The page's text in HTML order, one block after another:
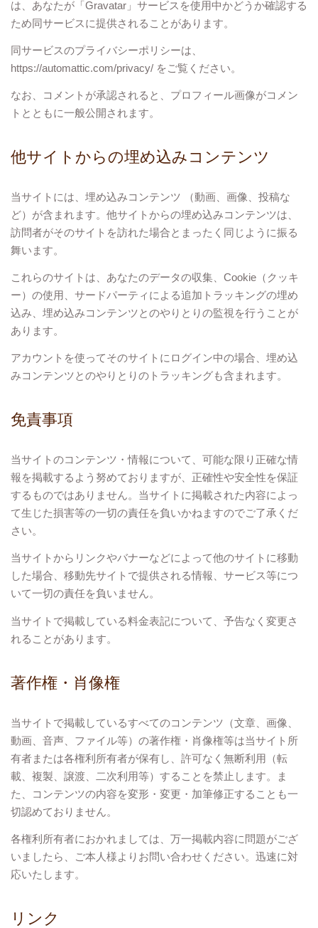
は、あなたが「Gravatar」サービスを使用中かどうか確認する
ため同サービスに提供されることがあります。
同サービスのプライバシーポリシーは、
https://automattic.com/privacy/ をご覧ください。
なお、コメントが承認されると、プロフィール画像がコメン
トとともに一般公開されます。
他サイトからの埋め込みコンテンツ
当サイトには、埋め込みコンテンツ （動画、画像、投稿な
ど）が含まれます。他サイトからの埋め込みコンテンツは、
訪問者がそのサイトを訪れた場合とまったく同じように振る
舞います。
これらのサイトは、あなたのデータの収集、Cookie（クッキ
ー）の使用、サードパーティによる追加トラッキングの埋め
込み、埋め込みコンテンツとのやりとりの監視を行うことが
あります。
アカウントを使ってそのサイトにログイン中の場合、埋め込
みコンテンツとのやりとりのトラッキングも含まれます。
免責事項
当サイトのコンテンツ・情報について、可能な限り正確な情
報を掲載するよう努めておりますが、正確性や安全性を保証
するものではありません。当サイトに掲載された内容によっ
て生じた損害等の一切の責任を負いかねますのでご了承くだ
さい。
当サイトからリンクやバナーなどによって他のサイトに移動
した場合、移動先サイトで提供される情報、サービス等につ
いて一切の責任を負いません。
当サイトで掲載している料金表記について、予告なく変更さ
れることがあります。
著作権・肖像権
当サイトで掲載しているすべてのコンテンツ（文章、画像、
動画、音声、ファイル等）の著作権・肖像権等は当サイト所
有者または各権利所有者が保有し、許可なく無断利用（転
載、複製、譲渡、二次利用等）することを禁止します。ま
た、コンテンツの内容を変形・変更・加筆修正することも一
切認めておりません。
各権利所有者におかれましては、万一掲載内容に問題がござ
いましたら、ご本人様よりお問い合わせください。迅速に対
応いたします。
リンク